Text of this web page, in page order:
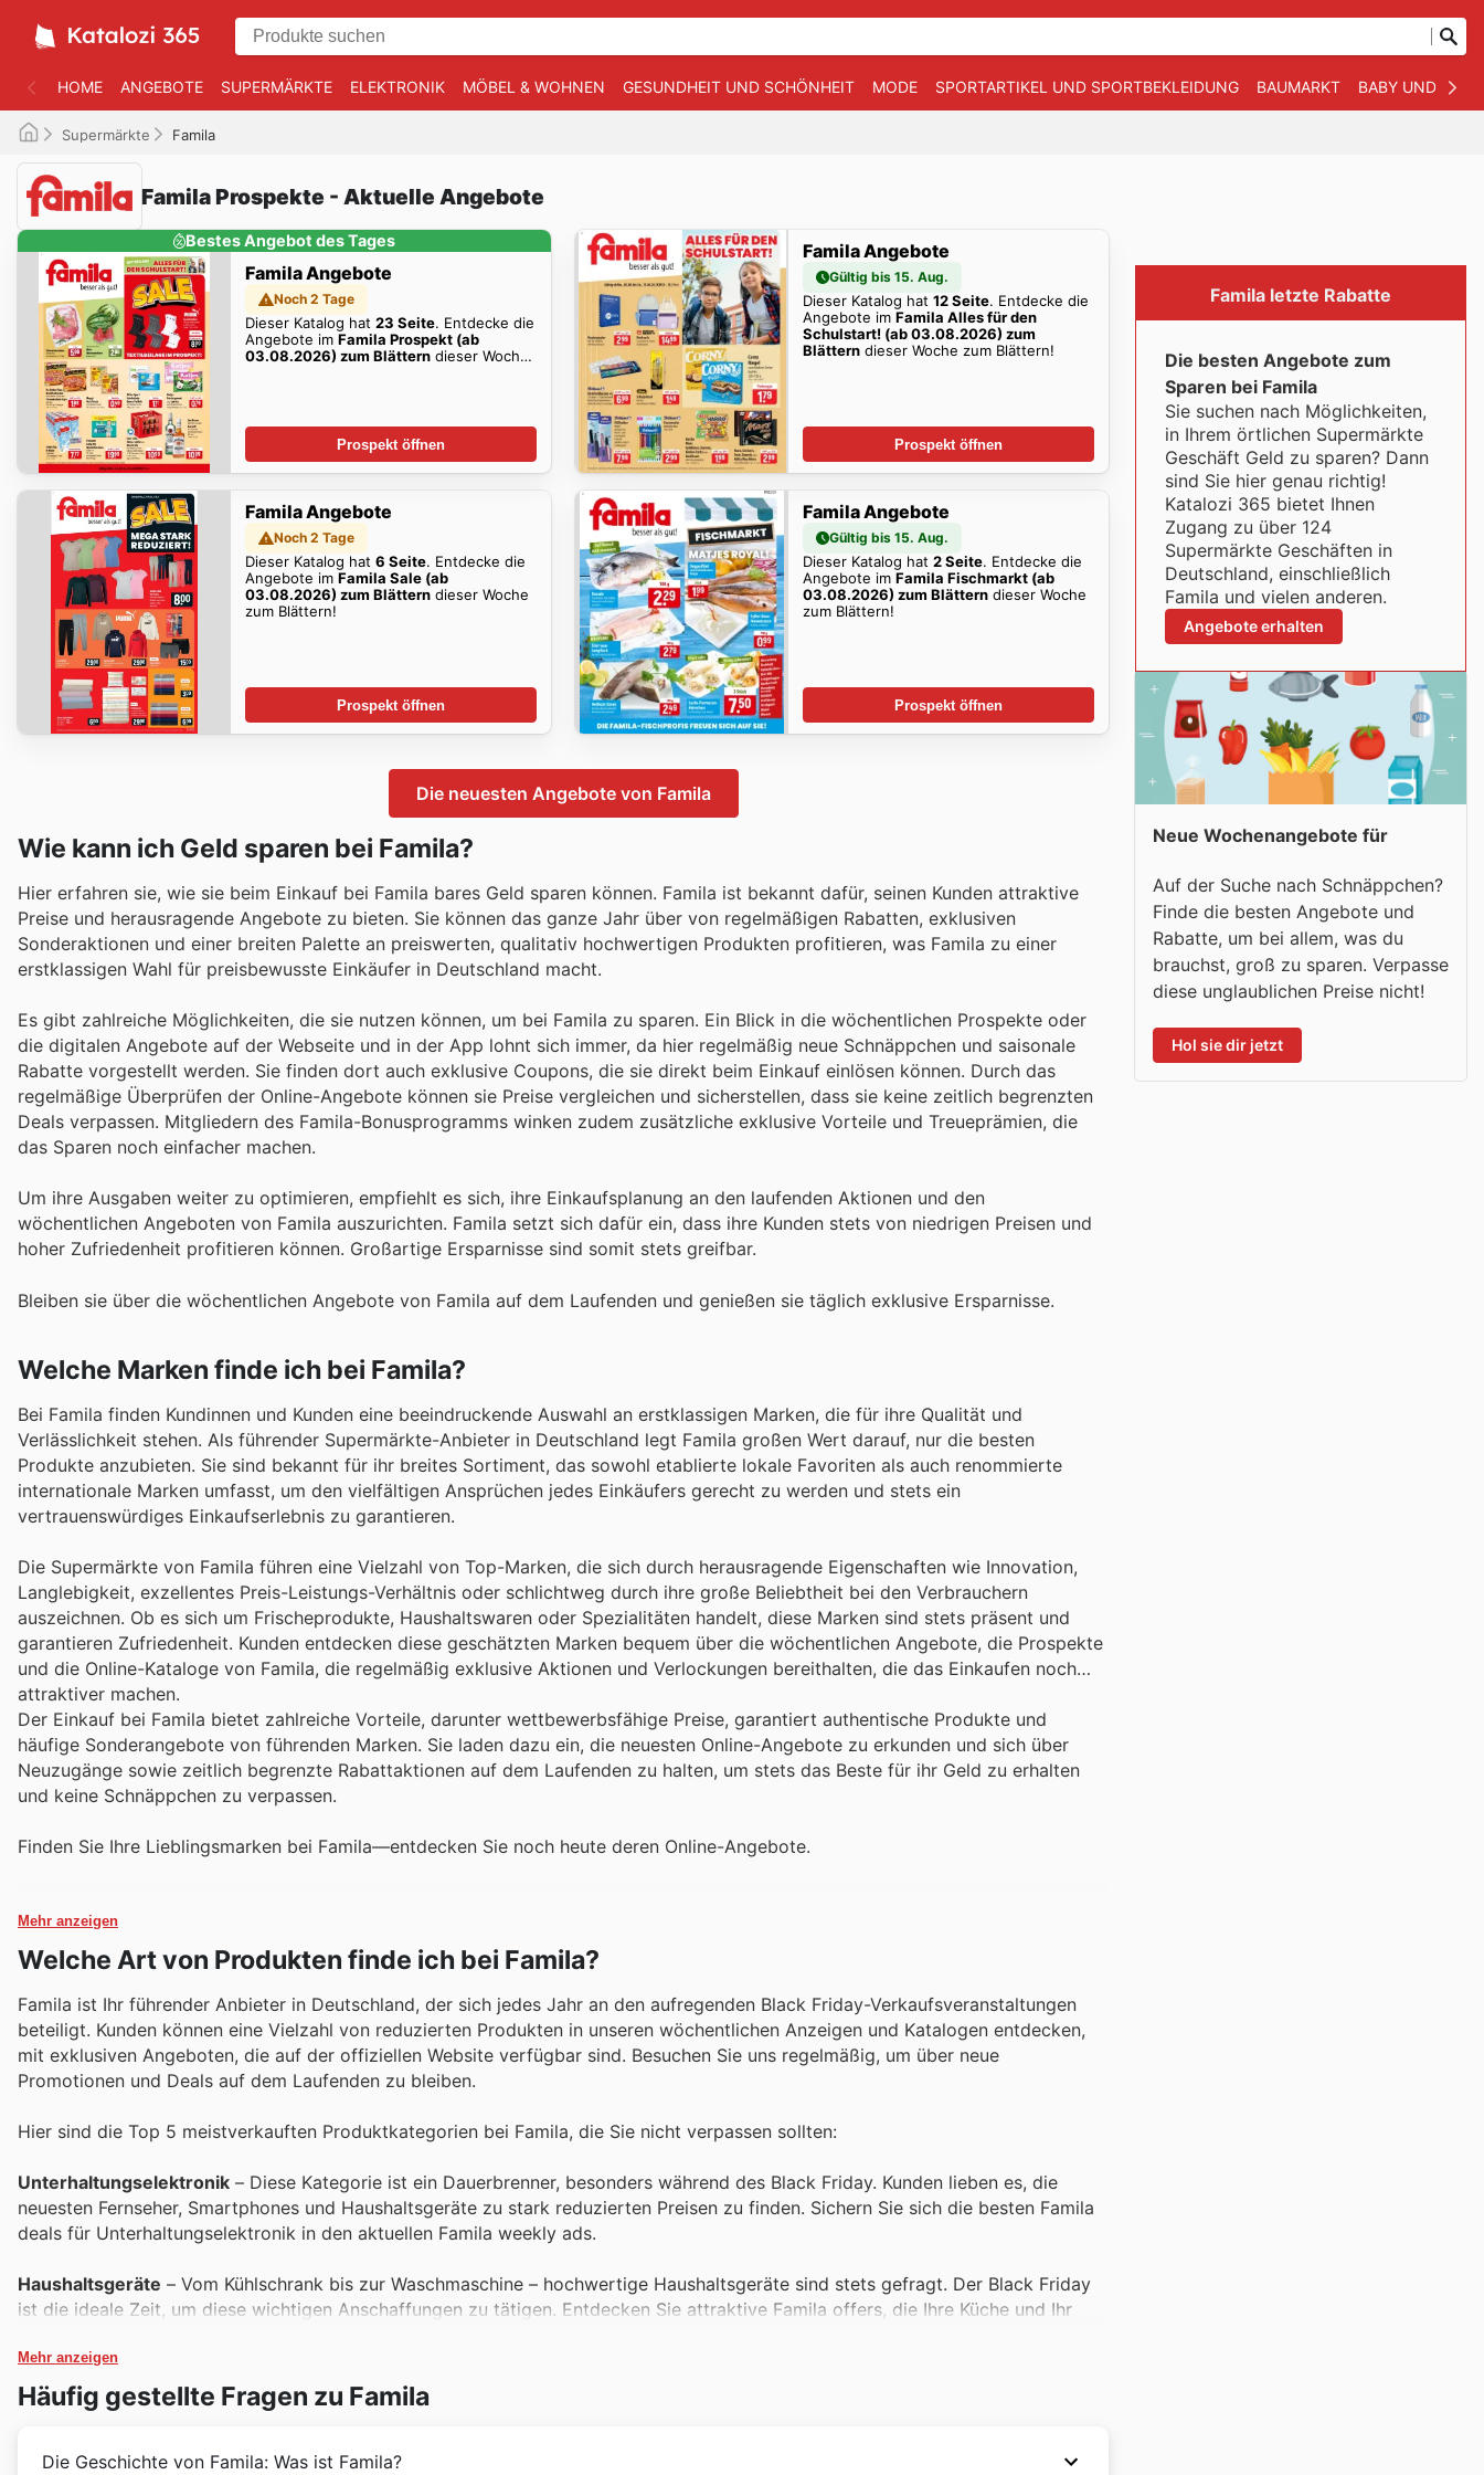
HOME ANGEBOTE SUPERMÄRKTE ELEKTRONIK MÖBEL & WOHNEN GESUNDHEIT UND SCHÖNHEIT MODE SPORTARTIKEL UND SPORTBEKLEIDUNG BAUMARKT BABY UND KIND
Supermärkte Famila
Famila Prospekte - Aktuelle Angebote
Bestes Angebot des Tages
Famila Angebote
Noch 2 Tage
Dieser Katalog hat 23 Seite. Entdecke die
Angebote im Famila Prospekt (ab
03.08.2026) zum Blätterndieser Woche
Prospekt öffnen
Famila Angebote
Gültig bis 15. Aug.
Dieser Katalog hat12 Seite. Entdecke die
Angebote imFamila Alles für den
Schulstart! (ab 03.08.2026) zum
Blättern dieser Woche zum Blättern!
Prospekt öffnen
Famila Angebote
Noch 2 Tage
Dieser Katalog hat 6 Seite. Entdecke die
Angebote im Famila Sale (ab
03.08.2026) zum Blätterndieser Woche
zum Blättern!
Prospekt öffnen
Famila Angebote
Gültig bis 15. Aug.
Dieser Katalog hat2 Seite. Entdecke die
Angebote imFamila Fischmarkt (ab
03.08.2026) zum Blättern dieser Woche
zum Blättern!
Prospekt öffnen
Die neuesten Angebote von Famila
Wie kann ich Geld sparen bei Famila?
Hier erfahren sie, wie sie beim Einkauf bei Famila bares Geld sparen können. Famila ist bekannt dafür, seinen Kunden attraktive
Preise und herausragende Angebote zu bieten. Sie können das ganze Jahr über von regelmäßigen Rabatten, exklusiven
Sonderaktionen und einer breiten Palette an preiswerten, qualitativ hochwertigen Produkten profitieren, was Famila zu einer
erstklassigen Wahl für preisbewusste Einkäufer in Deutschland macht.
Es gibt zahlreiche Möglichkeiten, die sie nutzen können, um bei Famila zu sparen. Ein Blick in die wöchentlichen Prospekte oder
die digitalen Angebote auf der Webseite und in der App lohnt sich immer, da hier regelmäßig neue Schnäppchen und saisonale
Rabatte vorgestellt werden. Sie finden dort auch exklusive Coupons, die sie direkt beim Einkauf einlösen können. Durch das
regelmäßige Überprüfen der Online-Angebote können sie Preise vergleichen und sicherstellen, dass sie keine zeitlich begrenzten
Deals verpassen. Mitgliedern des Famila-Bonusprogramms winken zudem zusätzliche exklusive Vorteile und Treueprämien, die
das Sparen noch einfacher machen.
Um ihre Ausgaben weiter zu optimieren, empfiehlt es sich, ihre Einkaufsplanung an den laufenden Aktionen und den
wöchentlichen Angeboten von Famila auszurichten. Famila setzt sich dafür ein, dass ihre Kunden stets von niedrigen Preisen und
hoher Zufriedenheit profitieren können. Großartige Ersparnisse sind somit stets greifbar.
Bleiben sie über die wöchentlichen Angebote von Famila auf dem Laufenden und genießen sie täglich exklusive Ersparnisse.
Welche Marken finde ich bei Famila?
Bei Famila finden Kundinnen und Kunden eine beeindruckende Auswahl an erstklassigen Marken, die für ihre Qualität und
Verlässlichkeit stehen. Als führender Supermärkte-Anbieter in Deutschland legt Famila großen Wert darauf, nur die besten
Produkte anzubieten. Sie sind bekannt für ihr breites Sortiment, das sowohl etablierte lokale Favoriten als auch renommierte
internationale Marken umfasst, um den vielfältigen Ansprüchen jedes Einkäufers gerecht zu werden und stets ein
vertrauenswürdiges Einkaufserlebnis zu garantieren.
Die Supermärkte von Famila führen eine Vielzahl von Top-Marken, die sich durch herausragende Eigenschaften wie Innovation,
Langlebigkeit, exzellentes Preis-Leistungs-Verhältnis oder schlichtweg durch ihre große Beliebtheit bei den Verbrauchern
auszeichnen. Ob es sich um Frischeprodukte, Haushaltswaren oder Spezialitäten handelt, diese Marken sind stets präsent und
garantieren Zufriedenheit. Kunden entdecken diese geschätzten Marken bequem über die wöchentlichen Angebote, die Prospekte
und die Online-Kataloge von Famila, die regelmäßig exklusive Aktionen und Verlockungen bereithalten, die das Einkaufen noch
attraktiver machen.
Der Einkauf bei Famila bietet zahlreiche Vorteile, darunter wettbewerbsfähige Preise, garantiert authentische Produkte und
häufige Sonderangebote von führenden Marken. Sie laden dazu ein, die neuesten Online-Angebote zu erkunden und sich über
Neuzugänge sowie zeitlich begrenzte Rabattaktionen auf dem Laufenden zu halten, um stets das Beste für ihr Geld zu erhalten
und keine Schnäppchen zu verpassen.
Finden Sie Ihre Lieblingsmarken bei Famila—entdecken Sie noch heute deren Online-Angebote.
Mehr anzeigen
Welche Art von Produkten finde ich bei Famila?
Famila ist Ihr führender Anbieter in Deutschland, der sich jedes Jahr an den aufregenden Black Friday-Verkaufsveranstaltungen
beteiligt. Kunden können eine Vielzahl von reduzierten Produkten in unseren wöchentlichen Anzeigen und Katalogen entdecken,
mit exklusiven Angeboten, die auf der offiziellen Website verfügbar sind. Besuchen Sie uns regelmäßig, um über neue
Promotionen und Deals auf dem Laufenden zu bleiben.
Hier sind die Top 5 meistverkauften Produktkategorien bei Famila, die Sie nicht verpassen sollten:
Unterhaltungselektronik – Diese Kategorie ist ein Dauerbrenner, besonders während des Black Friday. Kunden lieben es, die
neuesten Fernseher, Smartphones und Haushaltsgeräte zu stark reduzierten Preisen zu finden. Sichern Sie sich die besten Famila
deals für Unterhaltungselektronik in den aktuellen Famila weekly ads.
Haushaltsgeräte – Vom Kühlschrank bis zur Waschmaschine – hochwertige Haushaltsgeräte sind stets gefragt. Der Black Friday
ist die ideale Zeit, um diese wichtigen Anschaffungen zu tätigen. Entdecken Sie attraktive Famila offers, die Ihre Küche und Ihr
Lebensmittel & Getränke– Sparen Sie bei Ihren täglichen Einkäufen. Famila bietet eine breite Palette an frischen Produkten,
Grundnahrungsmitteln und besonderen Leckereien zu unschlagbaren Preisen, besonders während der Black Friday sales. Halten
Mehr anzeigen
Häufig gestellte Fragen zu Famila
Die Geschichte von Famila: Was ist Famila?
Famila letzte Rabatte
Die besten Angebote zum
Sparen bei Famila
Sie suchen nach Möglichkeiten,
in Ihrem örtlichen Supermärkte
Geschäft Geld zu sparen? Dann
sind Sie hier genau richtig!
Katalozi 365 bietet Ihnen
Zugang zu über 124
Supermärkte Geschäften in
Deutschland, einschließlich
Famila und vielen anderen.
Angebote erhalten
Neue Wochenangebote für
Auf der Suche nach Schnäppchen?
Finde die besten Angebote und
Rabatte, um bei allem, was du
brauchst, groß zu sparen. Verpasse
diese unglaublichen Preise nicht!
Hol sie dir jetzt